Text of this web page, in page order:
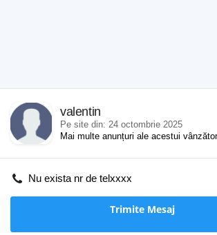
valentin
Pe site din: 24 octombrie 2025
Mai multe anunțuri ale acestui
Nu exista nr de telxxxx
Trimite Mesaj